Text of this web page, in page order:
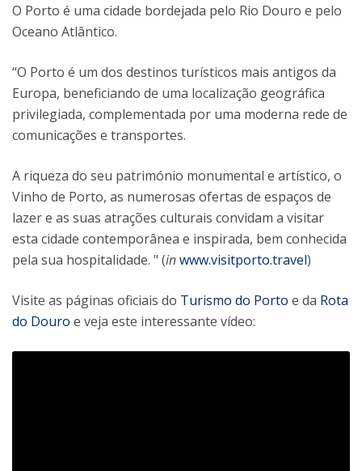
O Porto é uma cidade bordejada pelo Rio Douro e pelo
Oceano Atlântico.
“O Porto é um dos destinos turísticos mais antigos da
Europa, beneficiando de uma localização geográfica
privilegiada, complementada por uma moderna rede de
comunicações e transportes.
A riqueza do seu património monumental e artístico, o
Vinho de Porto, as numerosas ofertas de espaços de
lazer e as suas atrações culturais convidam a visitar
esta cidade contemporânea e inspirada, bem conhecida
pela sua hospitalidade. " (inwww.visitporto.travel)
Visite as páginas oficiais do Turismo do Porto e da Rota
do Douro e veja este interessante vídeo: